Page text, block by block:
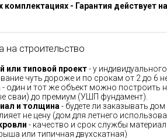
комплектациях - Гарантия действует
на строительство
или типовой проект- у
чуть дороже и по срокам от 2 до 6
- один и тот же объект можно построить
сваи) до премиум (УШП фундамент).
и толщина - будете ли заказывать
не цену (дом для летнего
- качество и срок службы
или типичная двухскатная)